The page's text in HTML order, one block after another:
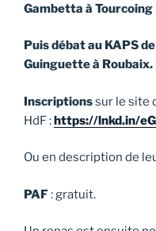
Gambetta à Tourcoing
Puis débat au KAPS
Guinguette à Roubaix.
Inscriptionssur le site
HdF :https://lnkd.in/
Ou en description de
PAF: gratuit.